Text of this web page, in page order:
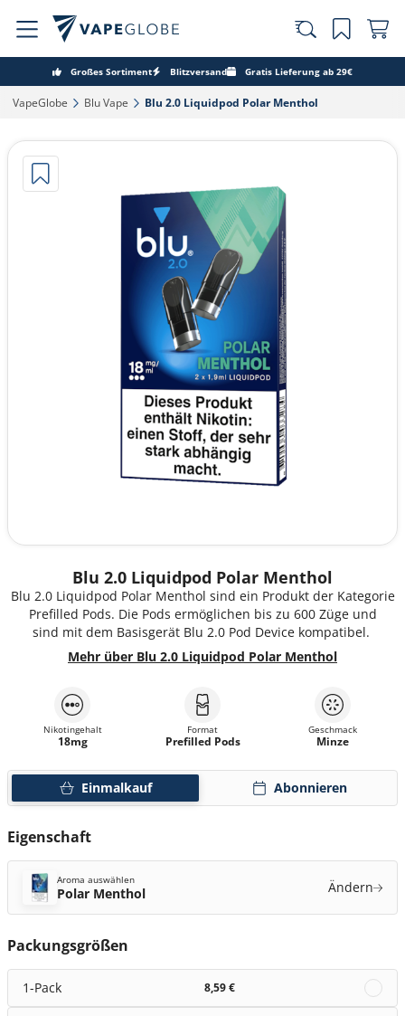
Großes Sortiment Blitzversand Gratis Lieferung ab 29€
VapeGlobe‎ Blu Vape‎ Blu 2.0 Liquidpod Polar Menthol‎
Blu 2.0 Liquidpod Polar Menthol
Blu 2.0 Liquidpod Polar Menthol sind ein Produkt der Kategorie
Prefilled Pods. Die Pods ermöglichen bis zu 600 Züge und
sind mit dem Basisgerät Blu 2.0 Pod Device kompatibel.
Mehr über Blu 2.0 Liquidpod Polar Menthol
Einmalkauf Abonnieren
Nikotingehalt
18mg
Format
Prefilled Pods
Geschmack
Minze
Eigenschaft
Aroma auswählen
Polar Menthol Ändern
Packungsgrößen
1-Pack 8,59 €